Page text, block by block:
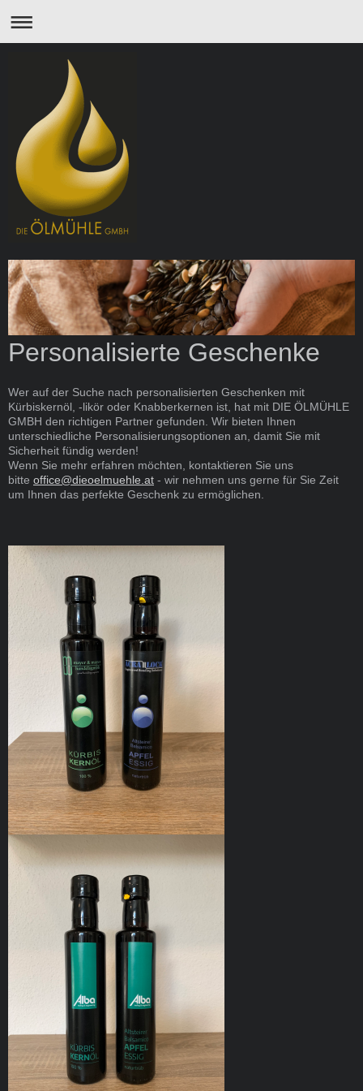
Personalisierte Geschenke
Wer auf der Suche nach personalisierten Geschenken mit
Kürbiskernöl, -likör oder Knabberkernen ist, hat mit DIE ÖLMÜHLE
GMBH den richtigen Partner gefunden. Wir bieten Ihnen
unterschiedliche Personalisierungsoptionen an, damit Sie mit
Sicherheit fündig werden!
Wenn Sie mehr erfahren möchten, kontaktieren Sie uns
bitte office@dieoelmuehle.at - wir nehmen uns gerne für Sie Zeit
um Ihnen das perfekte Geschenk zu ermöglichen.